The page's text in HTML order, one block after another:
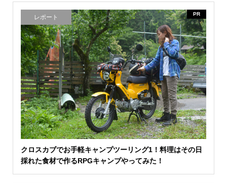
レポート PR
クロスカブでお手軽キャンプツーリング1！料理はその日
採れた食材で作るRPGキャンプやってみた！